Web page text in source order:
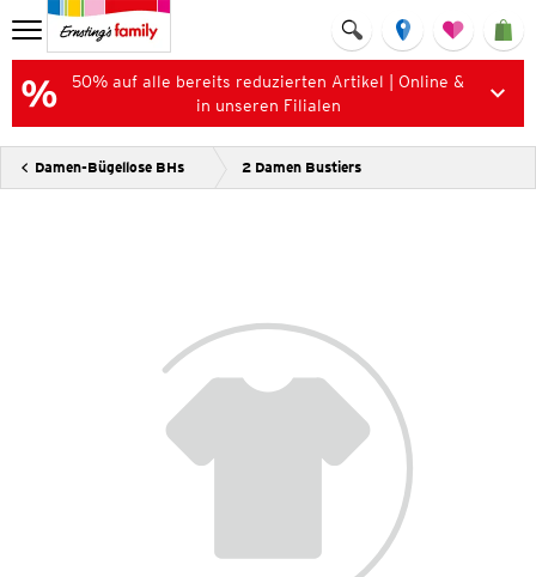
50% auf alle bereits reduzierten Artikel | Online &
in unseren Filialen
Damen-Bügellose BHs 2 Damen Bustiers